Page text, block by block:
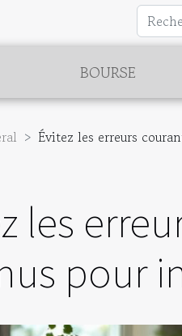
BOURSE
Évitez les erreurs
les
pour